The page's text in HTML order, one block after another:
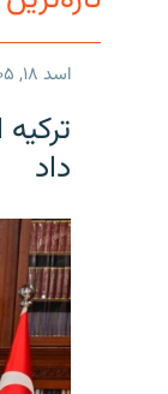
اسد ۱۸, ۱۴۰۵
داد